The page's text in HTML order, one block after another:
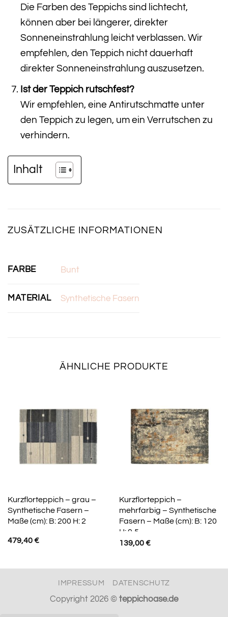
Die Farben des Teppichs sind lichtecht,
können aber bei längerer, direkter
Sonneneinstrahlung leicht verblassen. Wir
empfehlen, den Teppich nicht dauerhaft
direkter Sonneneinstrahlung auszusetzen.
Ist der Teppich rutschfest?
Wir empfehlen, eine Antirutschmatte unter
den Teppich zu legen, um ein Verrutschen zu
verhindern.
Inhalt
ZUSÄTZLICHE INFORMATIONEN
FARBE Bunt
MATERIAL Synthetische Fasern
ÄHNLICHE PRODUKTE
Kurzflorteppich – grau –
Synthetische Fasern –
Maße (cm): B: 200 H: 2
479,40€
Kurzflorteppich –
mehrfarbig – Synthetische
Fasern – Maße (cm): B: 120
H: 0,5
139,00€
IMPRESSUM DATENSCHUTZ
Copyright 2026 © teppichoase.de